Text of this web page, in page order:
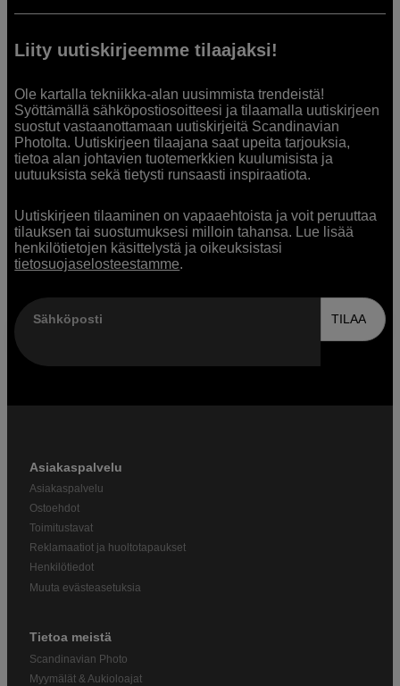
Liity uutiskirjeemme tilaajaksi!
Ole kartalla tekniikka-alan uusimmista trendeistä!
Syöttämällä sähköpostiosoitteesi ja tilaamalla uutiskirjeen
suostut vastaanottamaan uutiskirjeitä Scandinavian
Photolta. Uutiskirjeen tilaajana saat upeita tarjouksia,
tietoa alan johtavien tuotemerkkien kuulumisista ja
uutuuksista sekä tietysti runsaasti inspiraatiota.
Uutiskirjeen tilaaminen on vapaaehtoista ja voit peruuttaa
tilauksen tai suostumuksesi milloin tahansa. Lue lisää
henkilötietojen käsittelystä ja oikeuksistasi
tietosuojaselosteestamme.
Sähköposti TILAA
Asiakaspalvelu
Asiakaspalvelu
Ostoehdot
Toimitustavat
Reklamaatiot ja huoltotapaukset
Henkilötiedot
Muuta evästeasetuksia
Tietoa meistä
Scandinavian Photo
Myymälät & Aukioloajat